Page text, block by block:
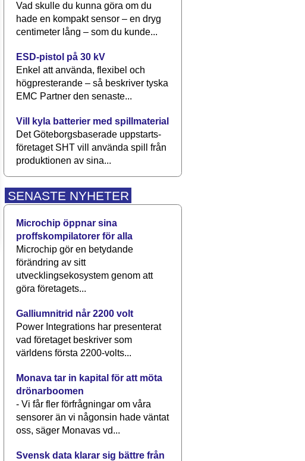
Vad skulle du kunna göra om du
hade en kompakt sensor – en dryg
centimeter lång – som du kunde...
ESD-pistol på 30 kV
Enkel att använda, flexibel och
högpresterande – så beskriver tyska
EMC Partner den senaste...
Vill kyla batterier med spillmaterial
Det Göteborgsbaserade upp­starts­
företaget SHT vill använda spill från
produktionen av sina...
SENASTE NYHETER
Microchip öppnar sina
proffskompilatorer för alla
Microchip gör en betydande
förändring av sitt
utvecklingsekosystem genom att
göra företagets...
Galliumnitrid når 2200 volt
Power Integrations har presenterat
vad företaget beskriver som
världens första 2200-volts...
Monava tar in kapital för att möta
drönarboomen
- Vi får fler förfrågningar om våra
sensorer än vi någonsin hade väntat
oss, säger Monavas vd...
Svensk data klarar sig bättre från